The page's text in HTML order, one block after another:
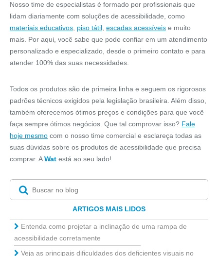
Nosso time de especialistas é formado por profissionais que
lidam diariamente com soluções de acessibilidade, como
materiais educativos piso tátil escadas acessíveis e muito
mais. Por aqui, você sabe que pode confiar em um atendimento
personalizado e especializado, desde o primeiro contato e para
atender 100% das suas necessidades.
Todos os produtos são de primeira linha e seguem os rigorosos
padrões técnicos exigidos pela legislação brasileira. Além disso,
também oferecemos ótimos preços e condições para que você
faça sempre ótimos negócios. Que tal comprovar isso? Fale
hoje mesmo com o nosso time comercial e esclareça todas as
suas dúvidas sobre os produtos de acessibilidade que precisa
comprar. AWat está ao seu lado!
ARTIGOS MAIS LIDOS
Entenda como projetar a inclinação de uma rampa de
acessibilidade corretamente
Veja as principais dificuldades dos deficientes visuais no